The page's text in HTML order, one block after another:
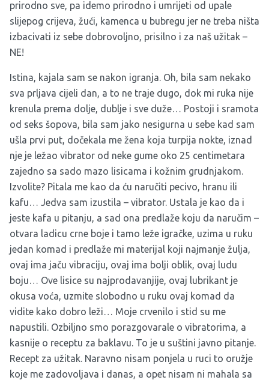
prirodno sve, pa idemo prirodno i umrijeti od upale
slijepog crijeva, žući, kamenca u bubregu jer ne treba ništa
izbacivati iz sebe dobrovoljno, prisilno i za naš užitak –
NE!
Istina, kajala sam se nakon igranja. Oh, bila sam nekako
sva prljava cijeli dan, a to ne traje dugo, dok mi ruka nije
krenula prema dolje, dublje i sve duže… Postoji i sramota
od seks šopova, bila sam jako nesigurna u sebe kad sam
ušla prvi put, dočekala me žena koja turpija nokte, iznad
nje je ležao vibrator od neke gume oko 25 centimetara
zajedno sa sado mazo lisicama i kožnim grudnjakom.
Izvolite? Pitala me kao da ću naručiti pecivo, hranu ili
kafu… Jedva sam izustila – vibrator. Ustala je kao da i
jeste kafa u pitanju, a sad ona predlaže koju da naručim –
otvara ladicu crne boje i tamo leže igračke, uzima u ruku
jedan komad i predlaže mi materijal koji najmanje žulja,
ovaj ima jaču vibraciju, ovaj ima bolji oblik, ovaj ludu
boju… Ove lisice su najprodavanjije, ovaj lubrikant je
okusa voća, uzmite slobodno u ruku ovaj komad da
vidite kako dobro leži… Moje crvenilo i stid su me
napustili. Ozbiljno smo porazgovarale o vibratorima, a
kasnije o receptu za baklavu. To je u suštini javno pitanje.
Recept za užitak. Naravno nisam ponjela u ruci to oružje
koje me zadovoljava i danas, a opet nisam ni mahala sa